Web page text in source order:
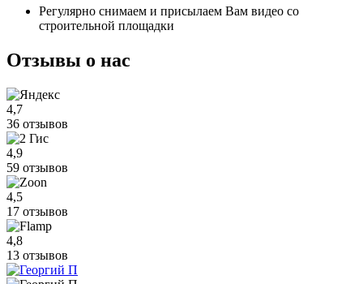
Регулярно снимаем и присылаем Вам видео со
строительной площадки
Отзывы о нас
4,7
36 отзывов
4,9
59 отзывов
4,5
17 отзывов
4,8
13 отзывов